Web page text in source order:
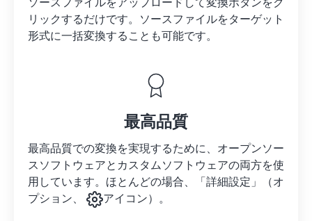
ソースファイルをアップロードして変換ボタンをク
リックするだけです。 ソースファイルをターゲット
形式に一括変換することも可能です。
最高品質
最高品質での変換を実現するために、オープンソー
スソフトウェアとカスタムソフトウェアの両方を使
用しています。ほとんどの場合、「詳細設定」（オ
プション、
アイコン）。